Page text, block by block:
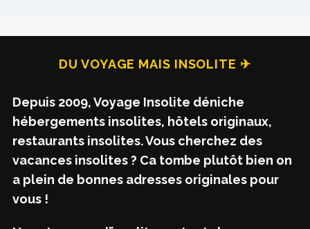
DU VOYAGE MAIS INSOLITE ✈
Depuis 2009, Voyage Insolite déniche
hébergements insolites, hôtels originaux,
restaurants insolites. Vous cherchez des
vacances insolites ? Ca tombe plutôt bien on
a plein de bonnes adresses originales pour
vous !